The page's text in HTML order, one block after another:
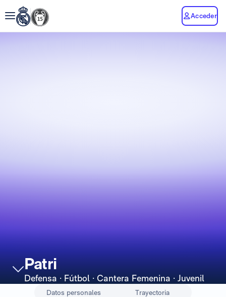
Acceder
Patri
Defensa · Fútbol · Cantera Femenina · Juvenil
Datos personales Trayectoria